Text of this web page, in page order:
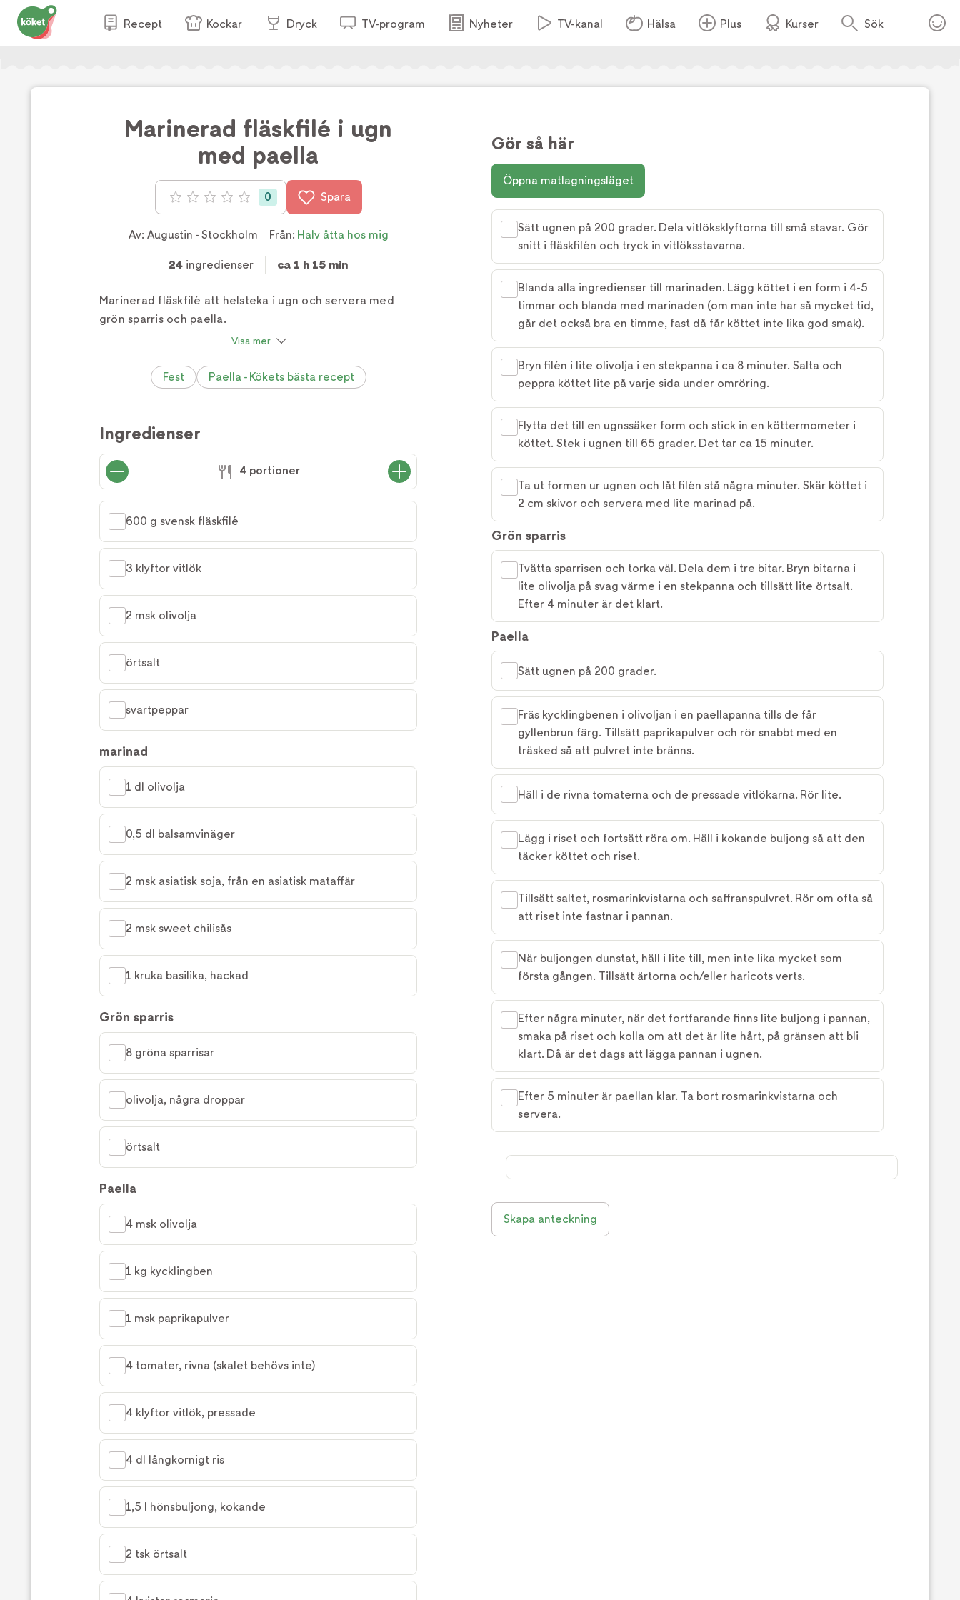
Recept Kockar Dryck TV-program Nyheter TV-kanal Hälsa Plus Kurser Sök
Foto:tv4
Marinerad fläskfilé i ugn
med paella
Betyg: 0 av 5 0 Spara
Av: Augustin - Stockholm Från: Halv åtta hos mig
24 ingredienser ca 1 h 15 min
Marinerad fläskfilé att helsteka i ugn och servera med
grön sparris och paella.
Visa mer
Fest Paella - Kökets bästa recept
Ingredienser
4 portioner
600 g svensk fläskfilé
3 klyftor vitlök
2 msk olivolja
örtsalt
svartpeppar
marinad
1 dl olivolja
0,5 dl balsamvinäger
2 msk asiatisk soja, från en asiatisk mataffär
2 msk sweet chilisås
1 kruka basilika, hackad
Grön sparris
8 gröna sparrisar
olivolja, några droppar
örtsalt
Paella
4 msk olivolja
1 kg kycklingben
1 msk paprikapulver
4 tomater, rivna (skalet behövs inte)
4 klyftor vitlök, pressade
4 dl långkornigt ris
1,5 l hönsbuljong, kokande
2 tsk örtsalt
Gör så här
Öppna matlagningsläget
Sätt ugnen på 200 grader. Dela vitlöksklyftorna till små stavar. Gör
snitt i fläskfilén och tryck in vitlöksstavarna.
Blanda alla ingredienser till marinaden. Lägg köttet i en form i 4-5
timmar och blanda med marinaden (om man inte har så mycket tid,
går det också bra en timme, fast då får köttet inte lika god smak).
Bryn filén i lite olivolja i en stekpanna i ca 8 minuter. Salta och
peppra köttet lite på varje sida under omröring.
Flytta det till en ugnssäker form och stick in en köttermometer i
köttet. Stek i ugnen till 65 grader. Det tar ca 15 minuter.
Ta ut formen ur ugnen och låt filén stå några minuter. Skär köttet i
2 cm skivor och servera med lite marinad på.
Grön sparris
Tvätta sparrisen och torka väl. Dela dem i tre bitar. Bryn bitarna i
lite olivolja på svag värme i en stekpanna och tillsätt lite örtsalt.
Efter 4 minuter är det klart.
Paella
Sätt ugnen på 200 grader.
Fräs kycklingbenen i olivoljan i en paellapanna tills de får
gyllenbrun färg. Tillsätt paprikapulver och rör snabbt med en
träsked så att pulvret inte bränns.
Häll i de rivna tomaterna och de pressade vitlökarna. Rör lite.
Lägg i riset och fortsätt röra om. Häll i kokande buljong så att den
täcker köttet och riset.
Tillsätt saltet, rosmarinkvistarna och saffranspulvret. Rör om ofta så
att riset inte fastnar i pannan.
När buljongen dunstat, häll i lite till, men inte lika mycket som
första gången. Tillsätt ärtorna och/eller haricots verts.
Efter några minuter, när det fortfarande finns lite buljong i pannan,
smaka på riset och kolla om att det är lite hårt, på gränsen att bli
klart. Då är det dags att lägga pannan i ugnen.
Efter 5 minuter är paellan klar. Ta bort rosmarinkvistarna och
servera.
Skapa anteckning